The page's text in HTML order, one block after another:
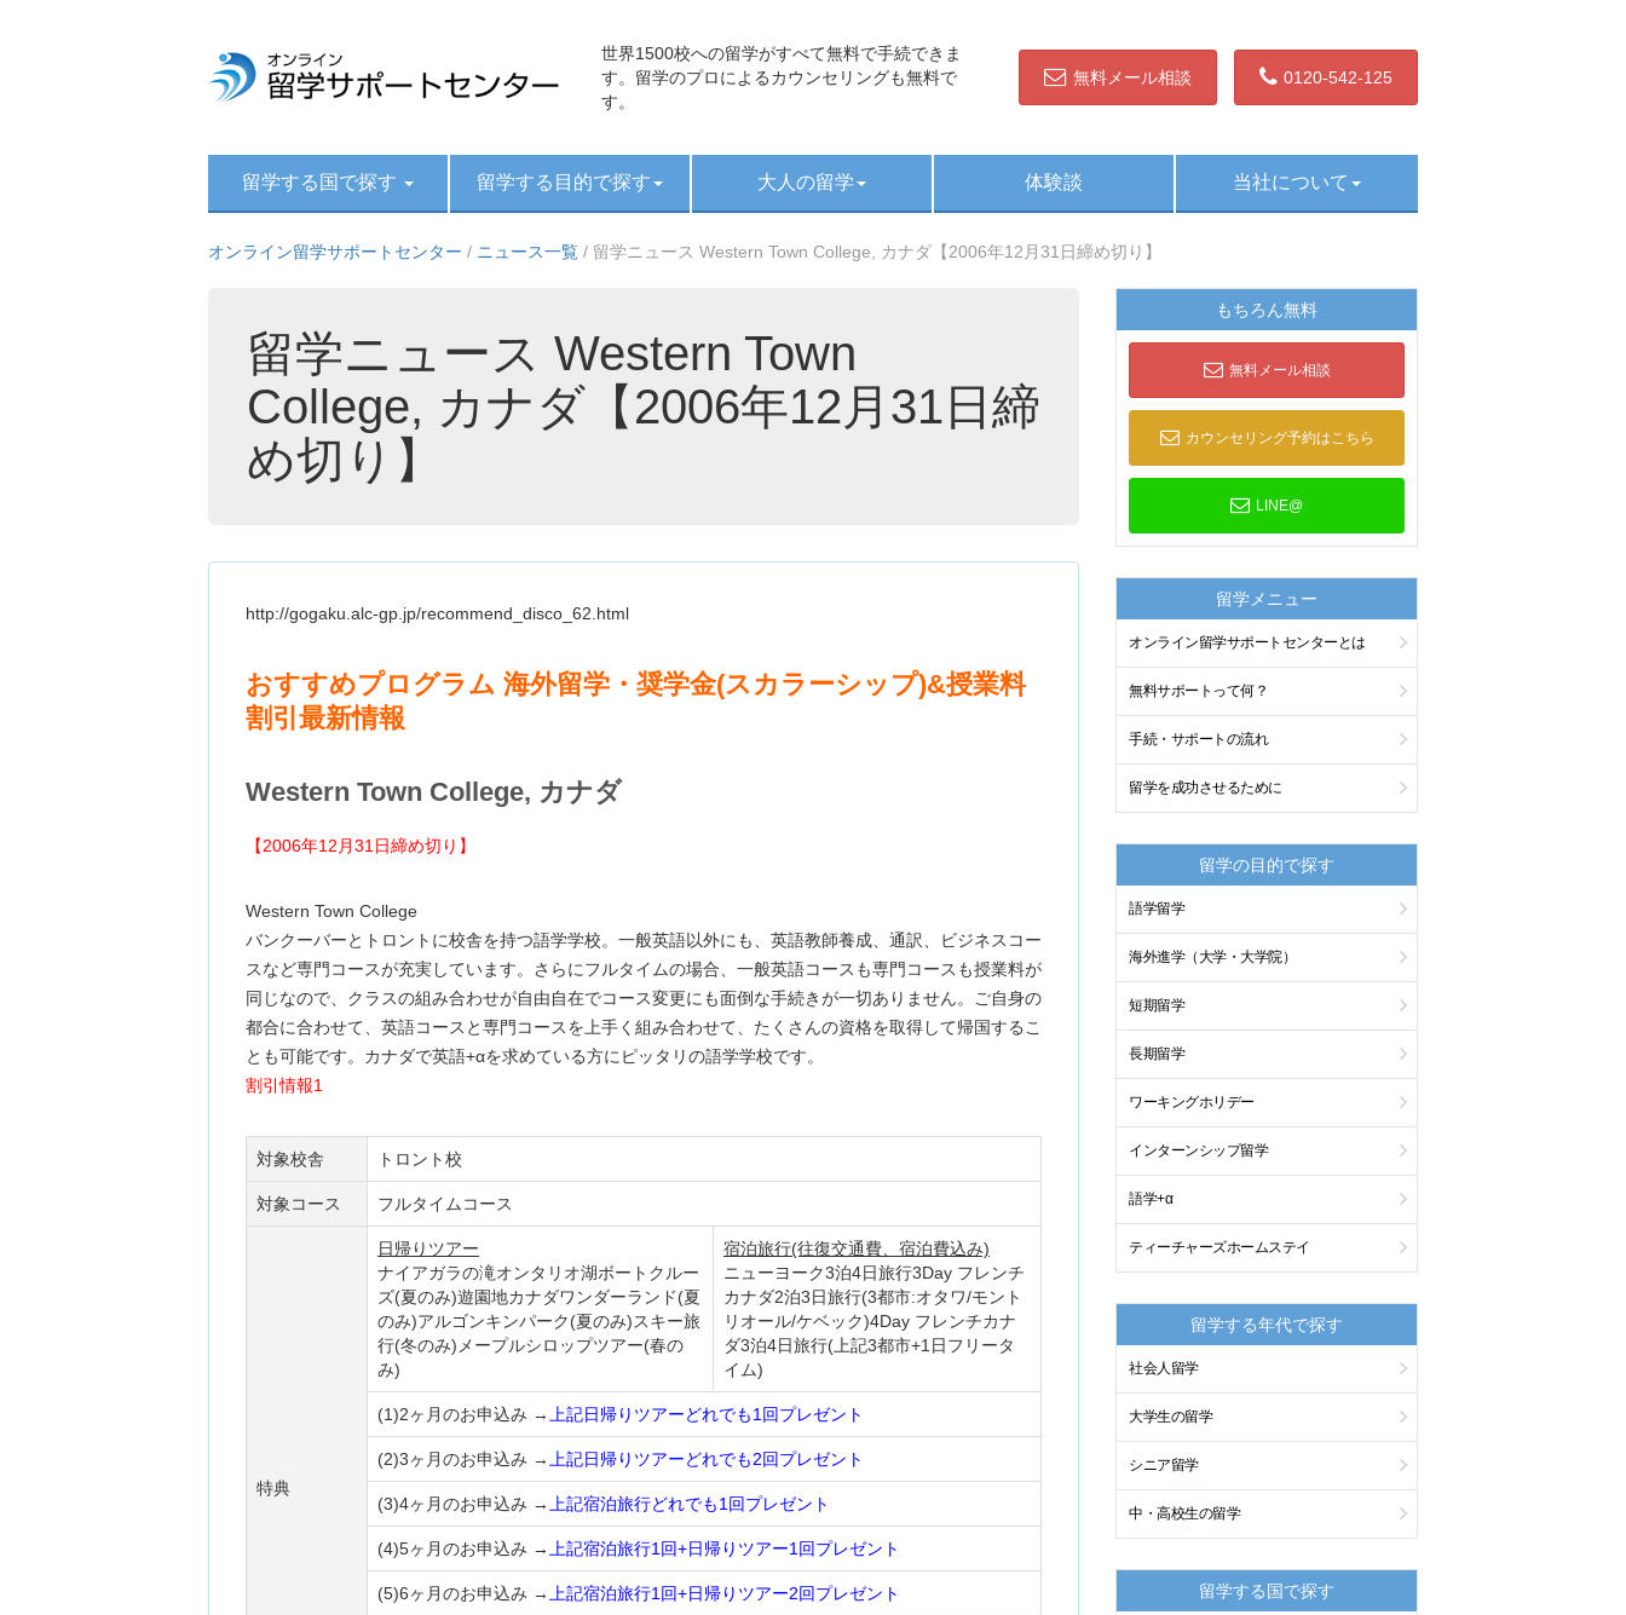
世界1500校への留学がすべて無料で手続できま
す。留学のプロによるカウンセリングも無料で
す。
無料メール相談 0120-542-125
留学する国で探す 留学する目的で探す 大人の留学 体験談 当社について
オンライン留学サポートセンター / ニュース一覧 / 留学ニュース Western Town College, カナダ【2006年12月31日締め切り】
留学ニュース Western Town
College, カナダ【2006年12月31日締
め切り】
http://gogaku.alc-gp.jp/recommend_disco_62.html
おすすめプログラム 海外留学・奨学金(スカラーシップ)&授業料
割引最新情報
Western Town College, カナダ
【2006年12月31日締め切り】
Western Town College
バンクーバーとトロントに校舎を持つ語学学校。一般英語以外にも、英語教師養成、通訳、ビジネスコー
スなど専門コースが充実しています。さらにフルタイムの場合、一般英語コースも専門コースも授業料が
同じなので、クラスの組み合わせが自由自在でコース変更にも面倒な手続きが一切ありません。ご自身の
都合に合わせて、英語コースと専門コースを上手く組み合わせて、たくさんの資格を取得して帰国するこ
とも可能です。カナダで英語+αを求めている方にピッタリの語学学校です。
割引情報1
対象校舎 トロント校
対象コース フルタイムコース
特典
日帰りツアー
ナイアガラの滝オンタリオ湖ボートクルー
ズ(夏のみ)遊園地カナダワンダーランド(夏
のみ)アルゴンキンパーク(夏のみ)スキー旅
行(冬のみ)メープルシロップツアー(春の
み)
宿泊旅行(往復交通費、宿泊費込み)
ニューヨーク3泊4日旅行3Day フレンチ
カナダ2泊3日旅行(3都市:オタワ/モント
リオール/ケベック)4Day フレンチカナ
ダ3泊4日旅行(上記3都市+1日フリータ
イム)
(1)2ヶ月のお申込み → 上記日帰りツアーどれでも1回プレゼント
(2)3ヶ月のお申込み → 上記日帰りツアーどれでも2回プレゼント
(3)4ヶ月のお申込み → 上記宿泊旅行どれでも1回プレゼント
(4)5ヶ月のお申込み → 上記宿泊旅行1回+日帰りツアー1回プレゼント
(5)6ヶ月のお申込み → 上記宿泊旅行1回+日帰りツアー2回プレゼント
もちろん無料
無料メール相談
カウンセリング予約はこちら
LINE@
留学メニュー
オンライン留学サポートセンターとは
無料サポートって何？
手続・サポートの流れ
留学を成功させるために
留学の目的で探す
語学留学
海外進学（大学・大学院）
短期留学
長期留学
ワーキングホリデー
インターンシップ留学
語学+α
ティーチャーズホームステイ
留学する年代で探す
社会人留学
大学生の留学
シニア留学
中・高校生の留学
留学する国で探す